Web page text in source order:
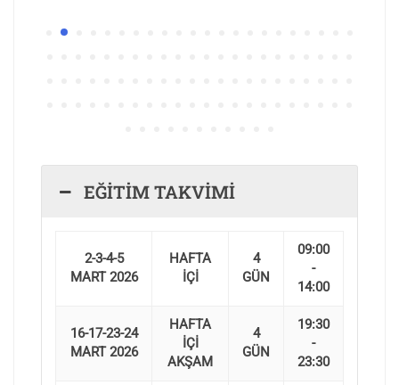
EĞİTİM TAKVİMİ
2-3-4-5
MART 2026
HAFTA
İÇİ
4
GÜN
09:00
-
14:00
16-17-23-24
MART 2026
HAFTA
İÇİ
AKŞAM
4
GÜN
19:30
-
23:30